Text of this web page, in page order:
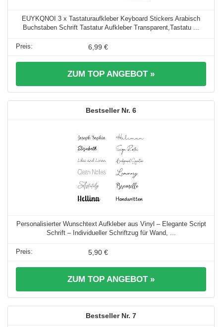
EUYKQNOI 3 x Tastaturaufkleber Keyboard Stickers Arabisch
Buchstaben Schrift Tastatur Aufkleber Transparent,Tastatu ...
6,99 €
ZUM TOP ANGEBOT »
6
Personalisierter Wunschtext Aufkleber aus Vinyl – Elegante Script
Schrift – Individueller Schriftzug für Wand, ...
5,90 €
ZUM TOP ANGEBOT »
7